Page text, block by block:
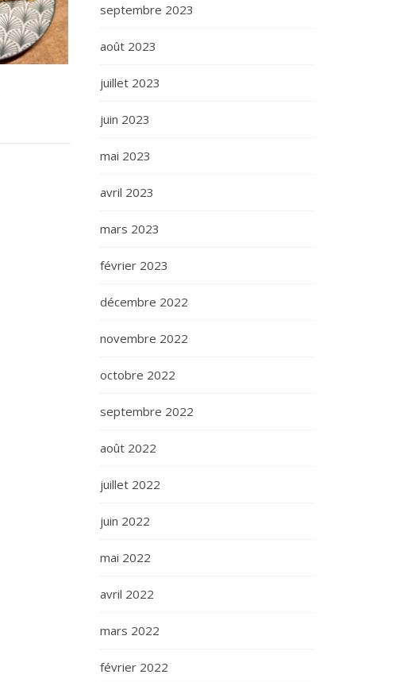
septembre 2023
août 2023
juillet 2023
juin 2023
mai 2023
avril 2023
mars 2023
février 2023
décembre 2022
novembre 2022
octobre 2022
septembre 2022
août 2022
juillet 2022
juin 2022
mai 2022
avril 2022
mars 2022
février 2022